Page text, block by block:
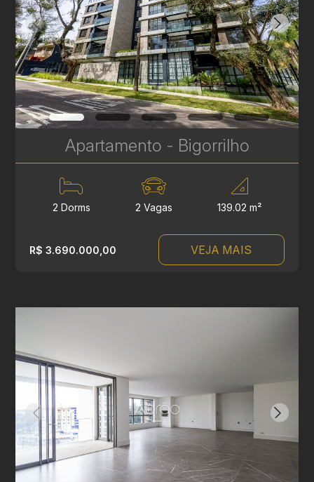
Apartamento - Bigorrilho
2 Dorms 2 Vagas 139.02 m²
R$ 3.690.000,00 VEJA MAIS